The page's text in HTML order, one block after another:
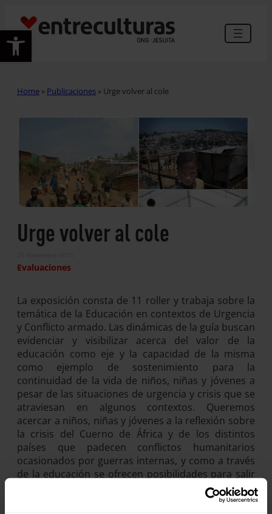
Abrir barra de herramientas
Home » Publicaciones » Urge volver al cole
Urge volver al cole
Evaluaciones
La exposición consta de 11 roller y trabaja sobre la
temática de la Educación en contextos de Urgencia
y Conflicto armado. Las dinámicas de la guía buscan
evidenciar y visibilizar acerca del valor de la
educación como eje y la capacidad de la misma
como ejemplo de sostenimiento para la
continuidad de la vida de niños, niñas y jóvenes a
pesar de las situaciones de urgencia y crisis que se
atraviesan en algunos contextos. Queremos
acercar a niños, niñas y jóvenes a la reflexión sobre
la crisis del Cuerno de África y de los distintos
países que padecen conflictos humanitarios
ocasionados por guerras internas, y como a través
de la educación se ofrecen posibilidades para salir